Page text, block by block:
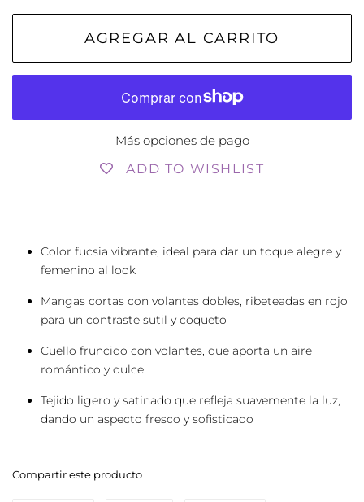
AGREGAR AL CARRITO
Más opciones de pago
ADD TO WISHLIST
Color fucsia vibrante, ideal para dar un toque alegre y
femenino al look
Mangas cortas con volantes dobles, ribeteadas en rojo
para un contraste sutil y coqueto
Cuello fruncido con volantes, que aporta un aire
romántico y dulce
Tejido ligero y satinado que refleja suavemente la luz,
dando un aspecto fresco y sofisticado
Compartir este producto